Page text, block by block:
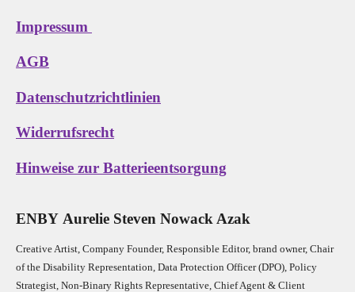
Impressum
AGB
Datenschutzrichtlinien
Widerrufsrecht
Hinweise zur Batterieentsorgung
ENBY Aurelie Steven Nowack Azak
Creative Artist, Company Founder, Responsible Editor, brand owner, Chair
of the Disability Representation, Data Protection Officer (DPO), Policy
Strategist, Non-Binary Rights Representative, Chief Agent & Client